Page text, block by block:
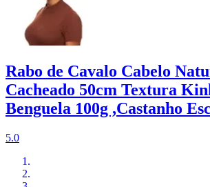
Rabo de Cavalo Cabelo
Cacheado 50cm Textura
Benguela 100g ,Castanho
5.0